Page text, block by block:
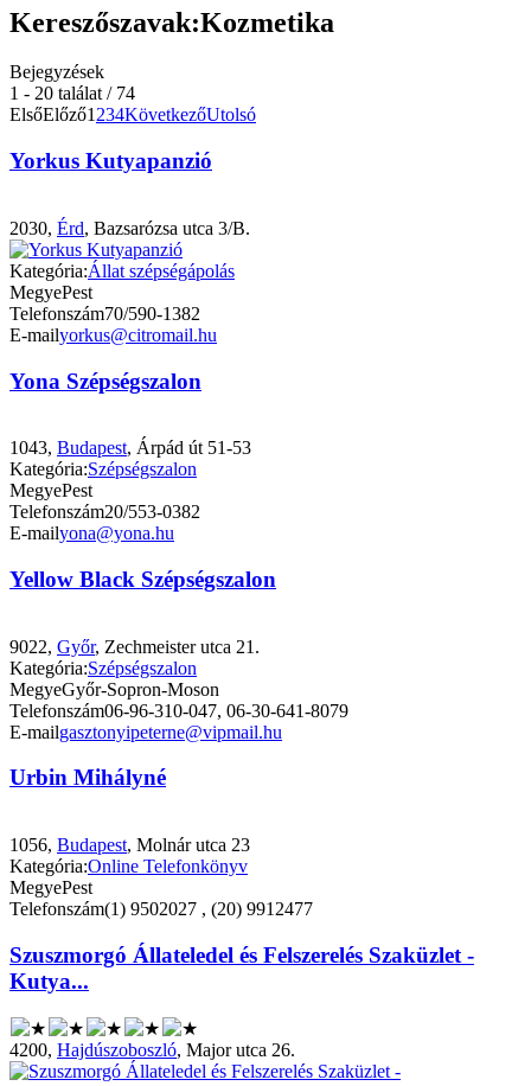
Kereszőszavak:Kozmetika
Bejegyzések
1 - 20 találat / 74
ElsőElőző1234KövetkezőUtolsó
Yorkus Kutyapanzió
2030, Érd, Bazsarózsa utca 3/B.
Kategória:Állat szépségápolás
MegyePest
Telefonszám70/590-1382
E-mailyorkus@citromail.hu
Yona Szépségszalon
1043, Budapest, Árpád út 51-53
Kategória:Szépségszalon
MegyePest
Telefonszám20/553-0382
E-mailyona@yona.hu
Yellow Black Szépségszalon
9022, Győr, Zechmeister utca 21.
Kategória:Szépségszalon
MegyeGyőr-Sopron-Moson
Telefonszám06-96-310-047, 06-30-641-8079
E-mailgasztonyipeterne@vipmail.hu
Urbin Mihályné
1056, Budapest, Molnár utca 23
Kategória:Online Telefonkönyv
MegyePest
Telefonszám(1) 9502027 , (20) 9912477
Szuszmorgó Állateledel és Felszerelés Szaküzlet -
Kutya...
4200, Hajdúszoboszló, Major utca 26.